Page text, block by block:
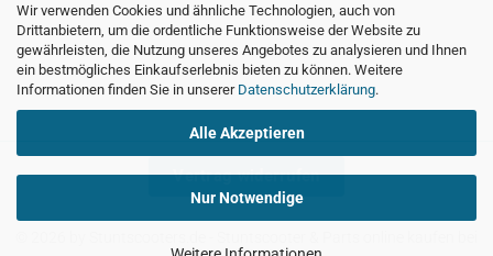
Wir verwenden Cookies und ähnliche Technologien, auch von
Drittanbietern, um die ordentliche Funktionsweise der Website zu
gewährleisten, die Nutzung unseres Angebotes zu analysieren und Ihnen
ein bestmögliches Einkaufserlebnis bieten zu können. Weitere
Informationen finden Sie in unserer Datenschutzerklärung.
Alle Akzeptieren
Nur Notwendige
Vertrag widerrufen